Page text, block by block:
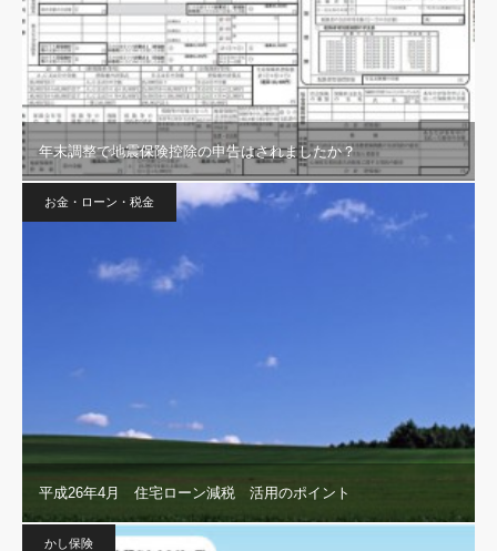
年末調整で地震保険控除の申告はされましたか？
お金・ローン・税金
平成26年4月 住宅ローン減税 活用のポイント
かし保険